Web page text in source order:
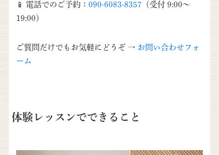
📱 電話でのご予約： 090-6083-8357 （受付 9:00～
19:00）
ご質問だけでもお気軽にどうぞ → お問い合わせフォ
ーム
体験レッスンでできること